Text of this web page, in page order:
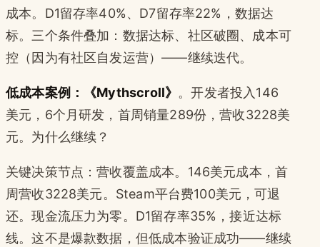
成本。D1留存率40%、D7留存率22%，数据达
标。三个条件叠加：数据达标、社区破圈、成本可
控（因为有社区自发运营）——继续迭代。
低成本案例：《Mythscroll》 。开发者投入146
美元，6个月研发，首周销量289份，营收3228美
元。为什么继续？
关键决策节点：营收覆盖成本。146美元成本，首
周营收3228美元。Steam平台费100美元，可退
还。现金流压力为零。D1留存率35%，接近达标
线。这不是爆款数据，但低成本验证成功——继续